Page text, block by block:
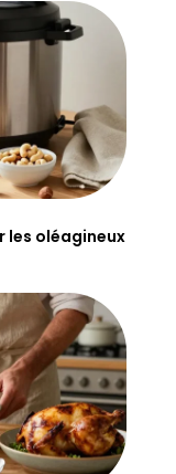
les oléagineux